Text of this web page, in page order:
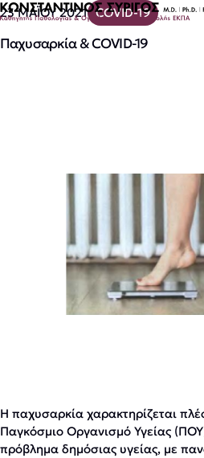
23 ΜΑΪΟΥ 2021 COVID-19
Παχυσαρκία & COVID-19
Η παχυσαρκία χαρακτηρίζεται
Παγκόσμιο Οργανισμό Υγείας
πρόβλημα δημόσιας υγείας, με